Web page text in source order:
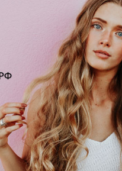
сб/вс: 10.00 - 19.00/18.00